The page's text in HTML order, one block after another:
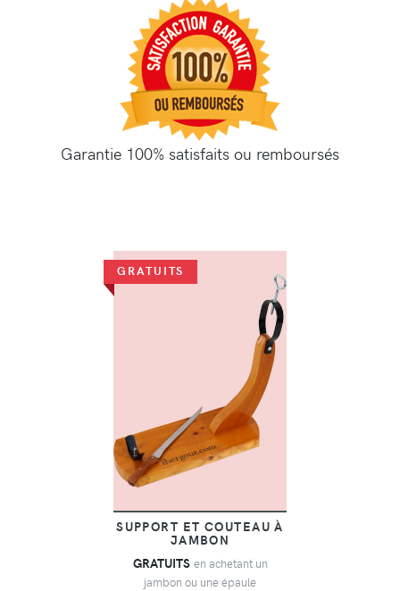
Garantie 100% satisfaits ou remboursés
GRATUITS
SUPPORT ET COUTEAU À
JAMBON
GRATUITS en achetant un
jambon ou une épaule